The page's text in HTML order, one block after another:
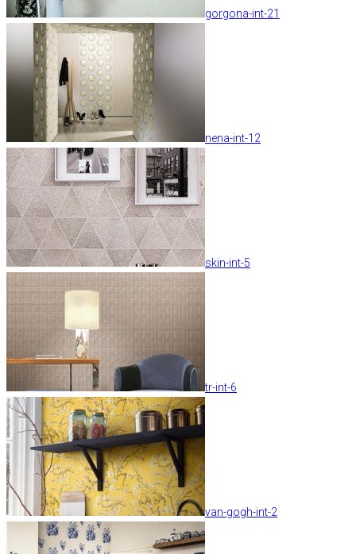
gorgona-int-21
nena-int-12
skin-int-5
tr-int-6
van-gogh-int-2